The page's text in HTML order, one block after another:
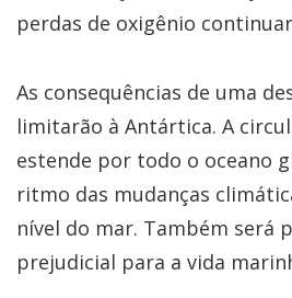
perdas de oxigênio
As consequências de uma
limitarão à Antártica. A
estende por todo o oceano
ritmo das mudanças
nível do mar. Também será
prejudicial para a vida